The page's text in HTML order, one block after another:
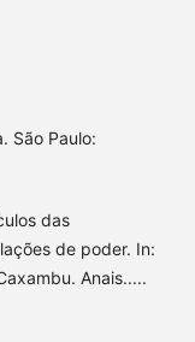
São Paulo:
das
de poder. In:
Anais.....